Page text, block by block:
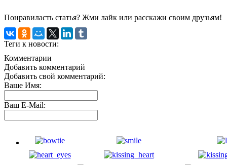
Понравиласть статья? Жми лайк или расскажи своим друзьям!
Теги к новости:
Комментарии
Добавить комментарий
Добавить свой комментарий:
Ваше Имя:
Ваш E-Mail: